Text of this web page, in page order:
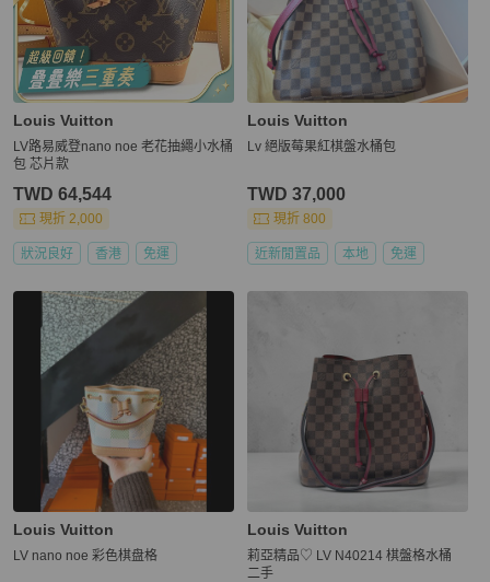
Louis Vuitton
LV路易威登nano noe 老花抽繩小水桶
包 芯片款
TWD 64,544
現折 2,000
狀況良好 香港 免運
Louis Vuitton
Lv 絕版莓果紅棋盤水桶包
TWD 37,000
現折 800
近新閒置品 本地 免運
Louis Vuitton
LV nano noe 彩色棋盘格
Louis Vuitton
莉亞精品♡ LV N40214 棋盤格水桶
二手